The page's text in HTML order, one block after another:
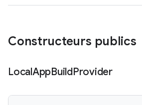
Constructeurs publics
LocalAppBuildProvider